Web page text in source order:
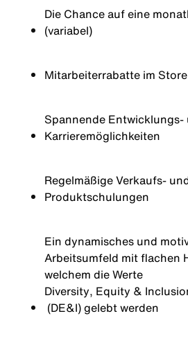
Die Chance auf eine
(variabel)
Mitarbeiterrabatte im
Spannende Entwicklungs-
Karrieremöglichkeiten
Regelmäßige Verkaufs-
Produktschulungen
Ein dynamisches und
Arbeitsumfeld mit flachen
welchem die Werte
Diversity, Equity &
(DE&I) gelebt werden